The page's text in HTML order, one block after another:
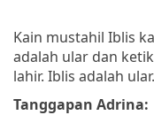
Kain mustahil Iblis
adalah ular dan
lahir. Iblis adalah ular.
Tanggapan Adrina: